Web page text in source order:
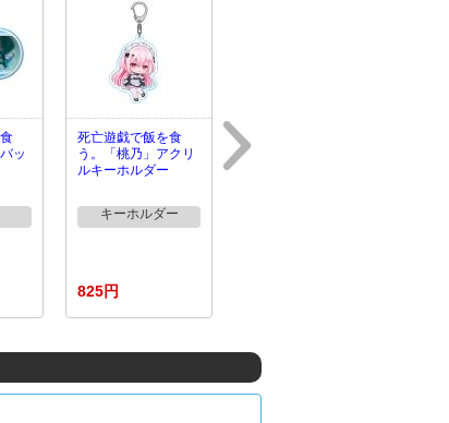
ッ
死亡遊戯で飯を食
う。「桃乃」アクリ
ルキーホルダー
キーホルダー
825円